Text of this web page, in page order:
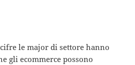
le major di settore hanno
gli ecommerce possono